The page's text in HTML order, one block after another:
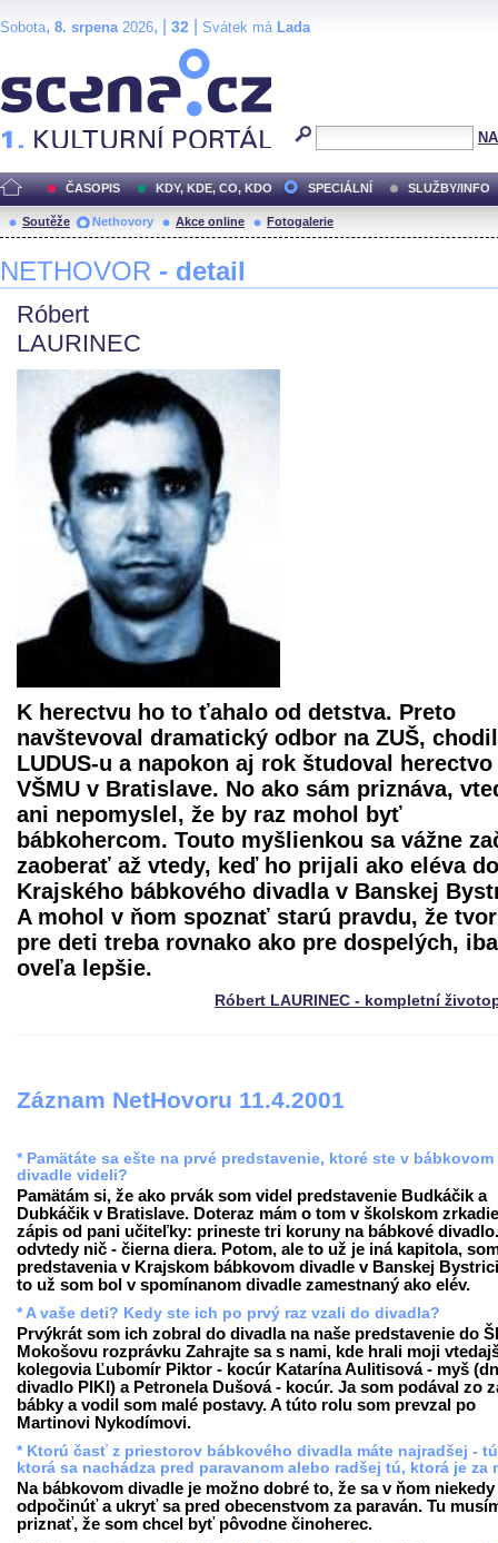
Sobota, 8. srpena2026, | 32 Svátek má Lada
ČASOPIS KDY, KDE, CO, KDO SPECIÁLNÍ SLUŽBY/INFO
Soutěže Nethovory Akce online Fotogalerie
NETHOVOR - detail
Róbert
LAURINEC
K herectvu ho to ťahalo od detstva. Preto
navštevoval dramatický odbor na ZUŠ,
LUDUS-u a napokon aj rok študoval herectvo
VŠMU v Bratislave. No ako sám priznáva,
ani nepomyslel, že by raz mohol byť
bábkohercom. Touto myšlienkou sa vážne
zaoberať až vtedy, keď ho prijali ako eléva do
Krajského bábkového divadlav Banskej
A mohol v ňom spoznať starú pravdu, že
pre deti treba rovnako ako pre dospelých,
oveľa lepšie.
Róbert LAURINEC - kompletní
Záznam NetHovoru 11.4.2001
* Pamätáte sa ešte na prvé predstavenie, ktoré ste v bábkovom
divadle videli?
Pamätám si, že ako prvák som videl predstavenie Budkáčik a
Dubkáčik v Bratislave. Doteraz mám o tom v školskom
zápis od pani učiteľky: prineste tri koruny na bábkové
odvtedy nič - čierna diera. Potom, ale to už je iná kapitola,
predstavenia v Krajskom bábkovom divadle v Banskej
to už som bol v spomínanom divadle zamestnaný ako elév.
* A vaše deti? Kedy ste ich po prvý raz vzali do divadla?
Prvýkrát som ich zobral do divadla na naše predstavenie do
Mokošovu rozprávku Zahrajte sa s nami, kde hrali moji
kolegovia Ľubomír Piktor - kocúr Katarína Aulitisová - myš
divadlo PIKI) a Petronela Dušová - kocúr. Ja som podával zo
bábky a vodil som malé postavy. A túto rolu som prevzal po
Martinovi Nykodímovi.
* Ktorú časť z priestorov bábkového divadla máte najradšej -
ktorá sa nachádza pred paravanom alebo radšej tú, ktorá je za
Na bábkovom divadle je možno dobré to, že sa v ňom niekedy
odpočinúť a ukryť sa pred obecenstvom za paraván. Tu
priznať, že som chcel byť pôvodne činoherec.